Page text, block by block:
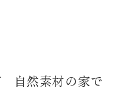
自然素材の家で